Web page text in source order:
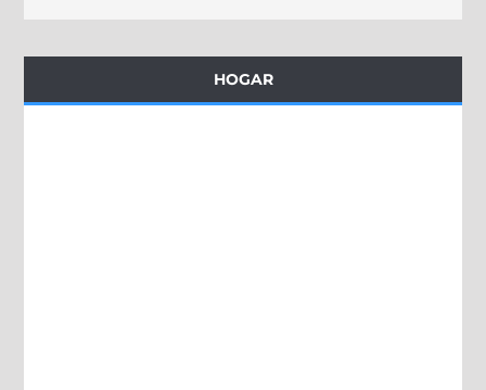
HOGAR